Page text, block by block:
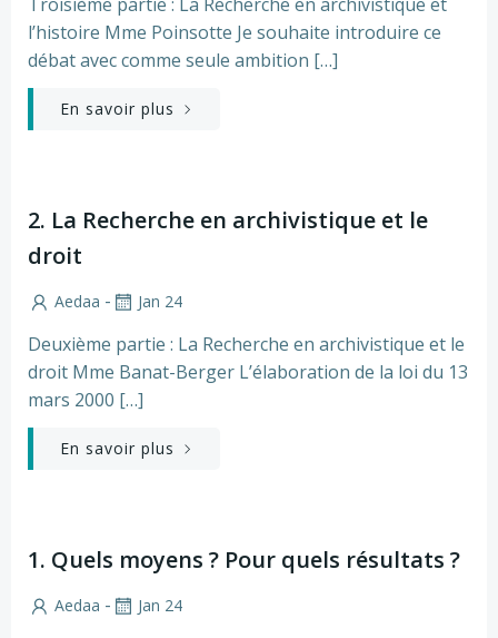
l’histoire Mme Poinsotte Je souhaite introduire ce
débat avec comme seule ambition […]
En savoir plus
2. La Recherche en archivistique et le
droit
Aedaa - Jan 24
Deuxième partie : La Recherche en archivistique et le
droit Mme Banat-Berger L’élaboration de la loi du 13
mars 2000 […]
En savoir plus
1. Quels moyens ? Pour quels résultats ?
Aedaa - Jan 24